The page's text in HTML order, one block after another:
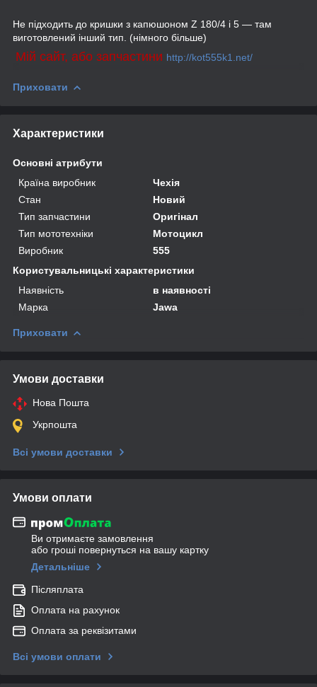
Не підходить до кришки з капюшоном Z 180/4 і 5 — там
виготовлений інший тип. (німного більше)
Мій сайт, або запчастини http://kot555k1.net/
Приховати
Характеристики
Основні атрибути
Країна виробник
Чехія
Стан
Новий
Тип запчастини
Оригінал
Тип мототехніки
Мотоцикл
Виробник
555
Користувальницькі характеристики
Наявність
в наявності
Марка
Jawa
Приховати
Умови доставки
Нова Пошта
Укрпошта
Всі умови доставки
Умови оплати
Ви отримаєте замовлення
або гроші повернуться на вашу картку
Детальніше
Післяплата
Оплата на рахунок
Оплата за реквізитами
Всі умови оплати